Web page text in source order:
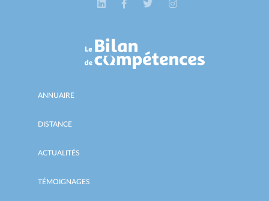
ANNUAIRE
DISTANCE
ACTUALITÉS
TÉMOIGNAGES